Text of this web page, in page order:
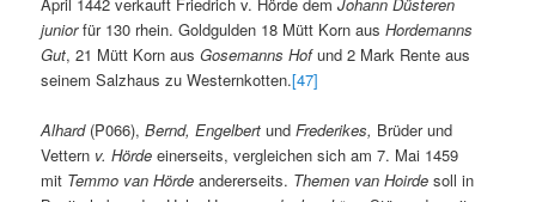
juniorfür 130 rhein. Goldgulden 18 Mütt Korn ausHordemanns
Gut, 21 Mütt Korn ausGosemanns Hofund 2 Mark Rente aus
seinem Salzhaus zu Westernkotten.[47]
Alhard(P066), Bernd, Engelbert und Frederikes, Brüder und
Vettern v. Hörde einerseits, vergleichen sich am 7. Mai 1459
mit Temmo van Hörde andererseits. Themen van Hoirde soll in